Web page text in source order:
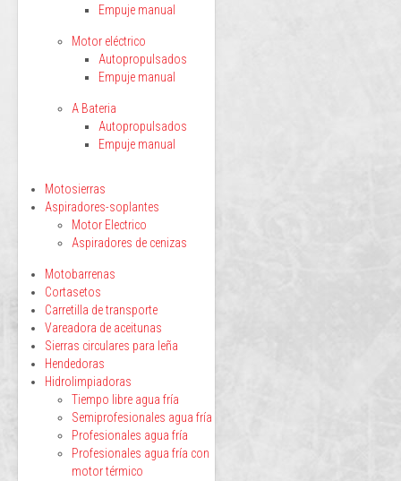
Empuje manual
Motor eléctrico
Autopropulsados
Empuje manual
A Bateria
Autopropulsados
Empuje manual
Motosierras
Aspiradores-soplantes
Motor Electrico
Aspiradores de cenizas
Motobarrenas
Cortasetos
Carretilla de transporte
Vareadora de aceitunas
Sierras circulares para leña
Hendedoras
Hidrolimpiadoras
Tiempo libre agua fría
Semiprofesionales agua fría
Profesionales agua fría
Profesionales agua fría con
motor térmico